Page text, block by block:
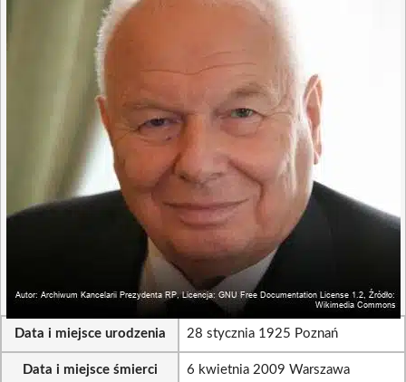
Data i miejsce urodzenia 28 stycznia 1925 Poznań
Data i miejsce śmierci 6 kwietnia 2009 Warszawa